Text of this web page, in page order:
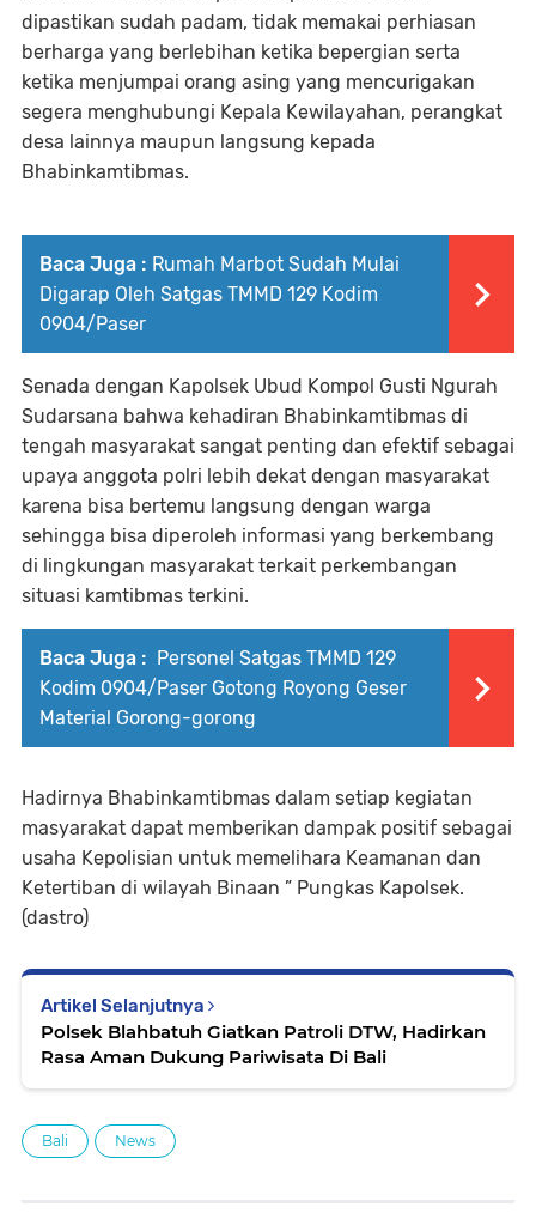
dipastikan sudah padam, tidak memakai perhiasan
berharga yang berlebihan ketika bepergian serta
ketika menjumpai orang asing yang mencurigakan
segera menghubungi Kepala Kewilayahan, perangkat
desa lainnya maupun langsung kepada
Bhabinkamtibmas.
Baca Juga : Rumah Marbot Sudah Mulai
Digarap Oleh Satgas TMMD 129 Kodim
0904/Paser
Senada dengan Kapolsek Ubud Kompol Gusti Ngurah
Sudarsana bahwa kehadiran Bhabinkamtibmas di
tengah masyarakat sangat penting dan efektif sebagai
upaya anggota polri lebih dekat dengan masyarakat
karena bisa bertemu langsung dengan warga
sehingga bisa diperoleh informasi yang berkembang
di lingkungan masyarakat terkait perkembangan
situasi kamtibmas terkini.
Baca Juga : Personel Satgas TMMD 129
Kodim 0904/Paser Gotong Royong Geser
Material Gorong-gorong
Hadirnya Bhabinkamtibmas dalam setiap kegiatan
masyarakat dapat memberikan dampak positif sebagai
usaha Kepolisian untuk memelihara Keamanan dan
Ketertiban di wilayah Binaan ” Pungkas Kapolsek.
(dastro)
Artikel Selanjutnya
Polsek Blahbatuh Giatkan Patroli DTW, Hadirkan
Rasa Aman Dukung Pariwisata Di Bali
Bali News